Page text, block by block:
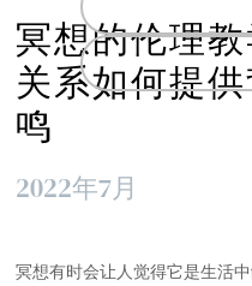
冥想的伦理
关系如何提
鸣
2022年7月
冥想有时会让人觉得它是生活